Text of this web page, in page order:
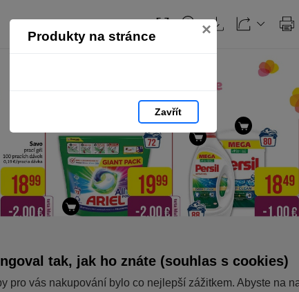
Produkty na stránce ×
Zavřít
tak, jak ho znáte (souhlas s cookies)
pro vás nakupování bylo co nejlepší zážitkem. Abyste na